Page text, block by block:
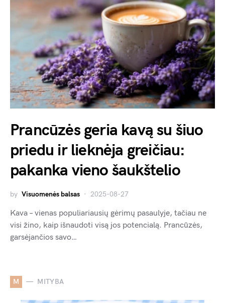
Prancūzės geria kavą su šiuo
priedu ir lieknėja greičiau:
pakanka vieno šaukštelio
by Visuomenės balsas 2025-08-27
Kava – vienas populiariausių gėrimų pasaulyje, tačiau ne
visi žino, kaip išnaudoti visą jos potencialą. Prancūzės,
garsėjančios savo…
M MITYBA